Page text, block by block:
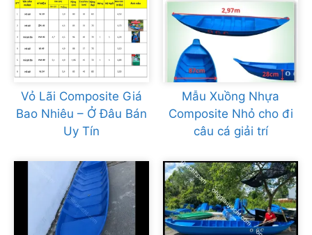
Vỏ Lãi Composite Giá
Bao Nhiêu – Ở Đâu Bán
Uy Tín
Mẫu Xuồng Nhựa
Composite Nhỏ cho đi
câu cá giải trí